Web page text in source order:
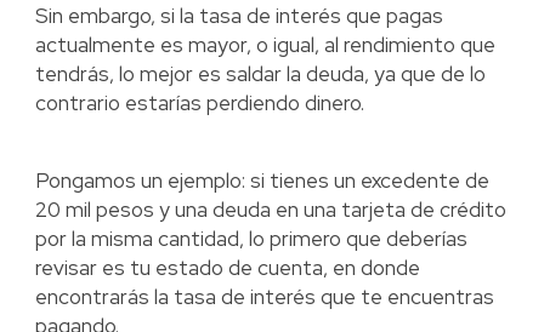
Sin embargo, si la tasa de interés que pagas
actualmente es mayor, o igual, al rendimiento que
tendrás, lo mejor es saldar la deuda, ya que de lo
contrario estarías perdiendo dinero.
Pongamos un ejemplo: si tienes un excedente de
20 mil pesos y una deuda en una tarjeta de crédito
por la misma cantidad, lo primero que deberías
revisar es tu estado de cuenta, en donde
encontrarás la tasa de interés que te encuentras
pagando.